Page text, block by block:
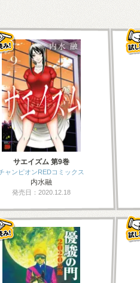
サエイズム 第9巻
ャンピオンREDコミックス
内水融
発売日：2020.12.18